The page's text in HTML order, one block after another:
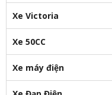
Xe Victoria
Xe 50CC
Xe máy điện